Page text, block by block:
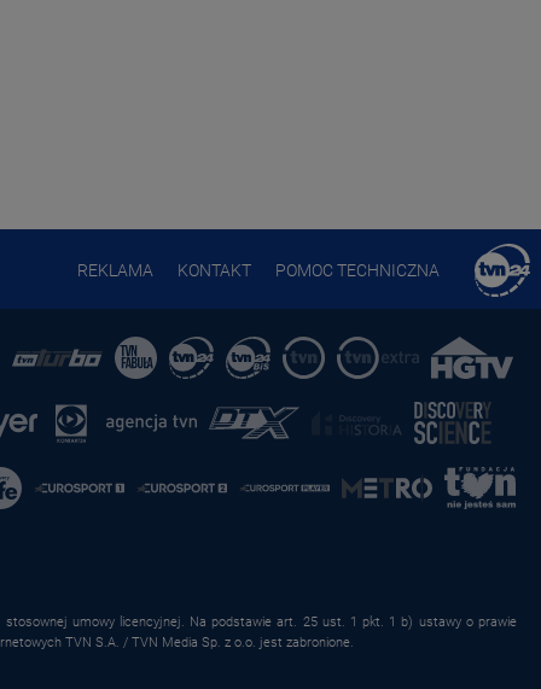
REKLAMA KONTAKT POMOC TECHNICZNA
stosownej umowy licencyjnej. Na podstawie art. 25 ust. 1 pkt. 1 b) ustawy o prawie
TVN S.A. / TVN Media Sp. z o.o. jest zabronione.